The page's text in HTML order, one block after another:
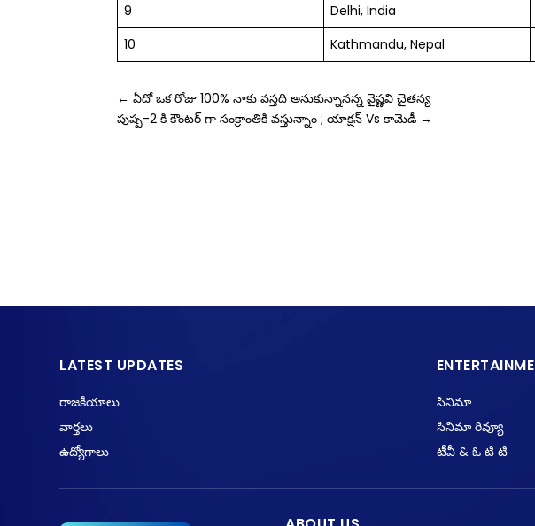
9
Delhi, India
10
Kathmandu, Nepal
← ఏదో ఒక రోజు 100% నాకు వస్తది అనుకున్నానన్న వైష్ణవి చైతన్య
పుష్ప-2 కి కౌంటర్ గా సంక్రాంతికి వస్తున్నాం ; యాక్షన్ Vs కామెడీ →
LATEST UPDATES
రాజకీయాలు
వార్తలు
ఉద్యోగాలు
సినిమా
సినిమా రివ్యూ
టీవీ & ఓ టి టి